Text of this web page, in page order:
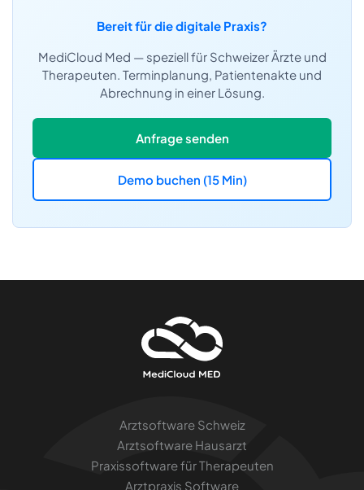
Bereit für die digitale Praxis?
MediCloud Med — speziell für Schweizer Ärzte und
Therapeuten. Terminplanung, Patientenakte und
Abrechnung in einer Lösung.
Anfrage senden
Demo buchen (15 Min)
Arztsoftware Schweiz
Arztsoftware Hausarzt
Praxissoftware für Therapeuten
Arztpraxis Software